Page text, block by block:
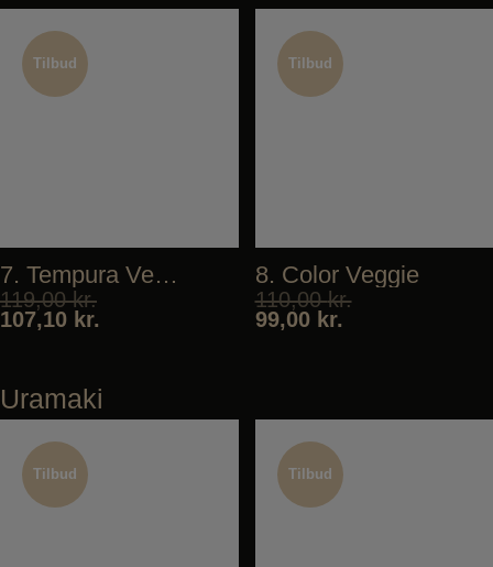
Tilbud
Tilbud
7. Tempura Veggie
119,00kr.
107,10 kr.
Tilbud
Tilbud
8. Color Veggie
110,00kr.
99,00 kr.
Uramaki
Tilbud
Tilbud
Tilbud
Tilbud